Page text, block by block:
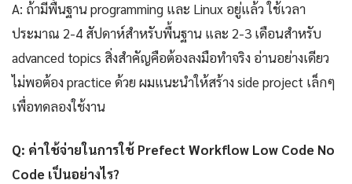
A: ถ้ามีพื้นฐาน programming และ Linux อยู่แล้ว ใช้เวลา
ประมาณ 2-4 สัปดาห์สำหรับพื้นฐาน และ 2-3 เดือนสำหรับ
advanced topics สิ่งสำคัญคือต้องลงมือทำจริง อ่านอย่างเดียว
ไม่พอต้อง practice ด้วย ผมแนะนำให้สร้าง side project เล็กๆ
เพื่อทดลองใช้งาน
Q: ค่าใช้จ่ายในการใช้ Prefect Workflow Low Code No
Code เป็นอย่างไร?